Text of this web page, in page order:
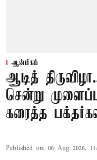
ஆன்மிகம்
ஆடித்
சென்று
கரைத்த
Published on: 06 Aug 2026,